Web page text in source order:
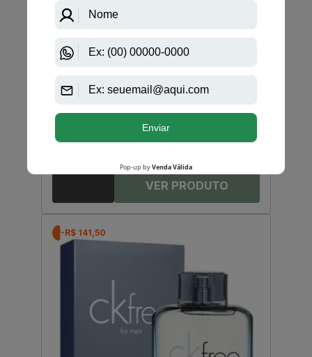
-R$ 107,00
Calvin Klein
R$ 620,00
R$ 513,00
-R$ 141,50